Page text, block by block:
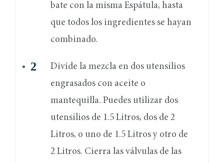
bate con la misma Espátula, hasta
que todos los ingredientes se hayan
combinado.
Divide la mezcla en dos utensilios
engrasados con aceite o
mantequilla. Puedes utilizar dos
utensilios de 1.5 Litros, dos de 2
Litros, o uno de 1.5 Litros y otro de
2 Litros. Cierra las válvulas de las